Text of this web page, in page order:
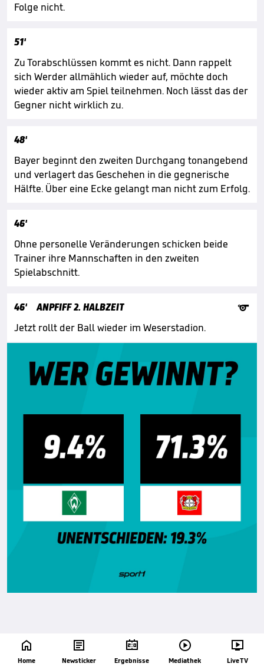
Folge nicht.
51'
Zu Torabschlüssen kommt es nicht. Dann rappelt
sich Werder allmählich wieder auf, möchte doch
wieder aktiv am Spiel teilnehmen. Noch lässt das der
Gegner nicht wirklich zu.
48'
Bayer beginnt den zweiten Durchgang tonangebend
und verlagert das Geschehen in die gegnerische
Hälfte. Über eine Ecke gelangt man nicht zum Erfolg.
46'
Ohne personelle Veränderungen schicken beide
Trainer ihre Mannschaften in den zweiten
Spielabschnitt.
46' ANPFIFF 2. HALBZEIT

Jetzt rollt der Ball wieder im Weserstadion.

Home

Newsticker

Ergebnisse

Mediathek

Live TV